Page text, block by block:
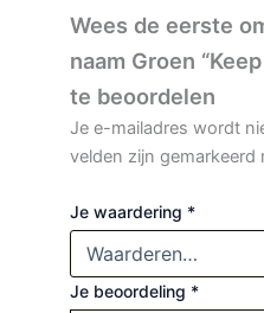
Wees de eerste
naam Groen
te beoordelen
Je e-mailadres wordt
velden zijn gemarkeerd
Je waardering *
Je beoordeling *